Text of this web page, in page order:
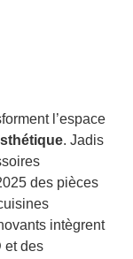
l’espace
. Jadis
des pièces
intègrent
et des